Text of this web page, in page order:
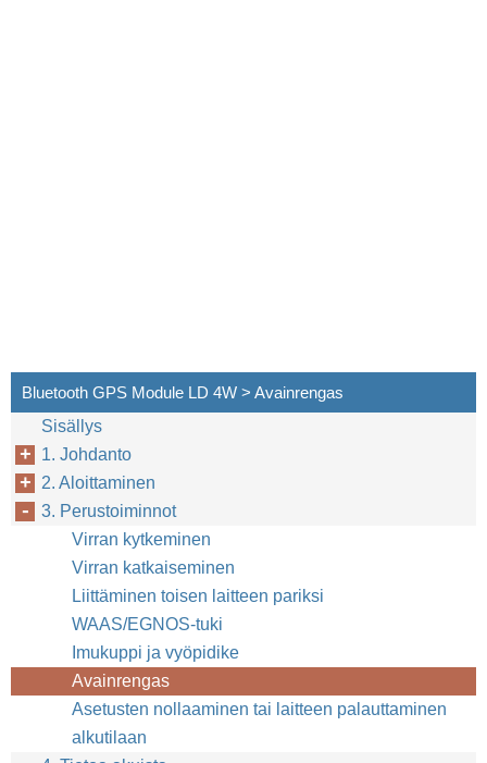
Bluetooth GPS Module LD 4W > Avainrengas
Sisällys
1. Johdanto
2. Aloittaminen
3. Perustoiminnot
Virran kytkeminen
Virran katkaiseminen
Liittäminen toisen laitteen pariksi
WAAS/EGNOS-tuki
Imukuppi ja vyöpidike
Avainrengas
Asetusten nollaaminen tai laitteen palauttaminen
alkutilaan